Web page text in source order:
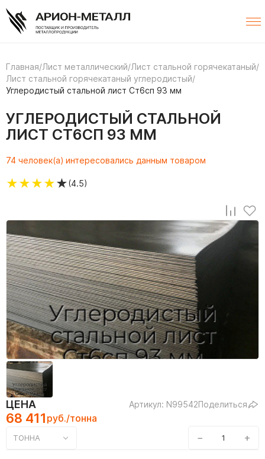
Главная/Лист металлический/Лист стальной горячекатаный/
Лист стальной горячекатаный углеродистый/
Углеродистый стальной лист Ст6сп 93 мм
УГЛЕРОДИСТЫЙ СТАЛЬНОЙ
ЛИСТ СТ6СП 93 ММ
74 человек(а) интересовались данным товаром
★★★★★(4.5)
ЦЕНА Артикул: N99542Поделиться
68 411 руб./тонна
ТОННА − +